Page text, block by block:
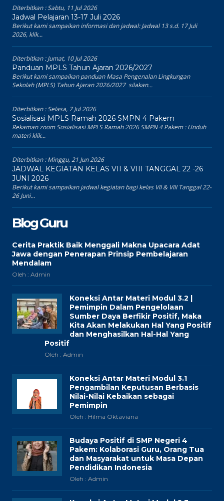
Diterbitkan :Sabtu, 11 Jul 2026
Jadwal Pelajaran 13-17 Juli 2026
Berikut kami sampaikan informasi dan jadwal: Jadwal 13 s.d. 17 Juli
2026, klik...
Diterbitkan :Jumat, 10 Jul 2026
Panduan MPLS Tahun Ajaran 2026/2027
Berikut kami sampaikan panduan Masa Pengenalan Lingkungan
Sekolah (MPLS) Tahun Ajaran 2026/2027 silakan...
Diterbitkan :Selasa, 7 Jul 2026
Sosialisasi MPLS Ramah 2026 SMPN 4 Pakem
Rekaman zoom Sosialisasi MPLS Ramah 2026 SMPN 4 Pakem : Unduh
materi klik...
Diterbitkan :Minggu, 21 Jun 2026
JADWAL KEGIATAN KELAS VII & VIII TANGGAL 22 -26
JUNI 2026
Berikut kami sampaikan jadwal kegiatan bagi kelas VII & VIII Tanggal 22-
26 Juni...
Blog Guru
Cerita Praktik Baik Menggali Makna Upacara Adat
Jawa dengan Penerapan Prinsip Pembelajaran
Mendalam
Oleh : Admin
Koneksi Antar Materi Modul 3.2 |
Pemimpin Dalam Pengelolaan
Sumber Daya Berfikir Positif, Maka
Kita Akan Melakukan Hal Yang Positif
dan Menghasilkan Hal-Hal Yang
Positif
Oleh : Admin
Koneksi Antar Materi Modul 3.1
Pengambilan Keputusan Berbasis
Nilai-Nilai Kebaikan sebagai
Pemimpin
Oleh : Hilma Oktaviana
Budaya Positif di SMP Negeri 4
Pakem: Kolaborasi Guru, Orang Tua
dan Masyarakat untuk Masa Depan
Pendidikan Indonesia
Oleh : Admin